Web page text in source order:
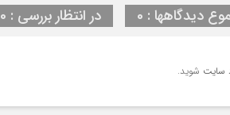
دیدگاهها : 0 در انتظار بررسی : 0
سایت شوید.